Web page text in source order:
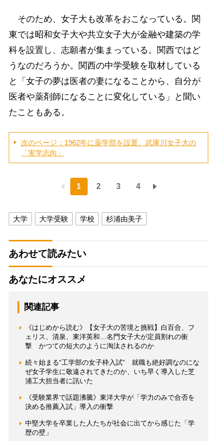
そのため、女子大も改革をおこなっている。関
東では昭和女子大や共立女子大が金融や建築の学
科を設置し、志願者が集まっている。関西ではど
うなのだろうか。関西の中学受験を取材している
と「女子の夢は医者の妻になることから、自分が
医者や薬剤師になることに変化している」と聞い
たこともある。
次のページ：1962年に薬学部を設置、武庫川女子大の
「実学志向」
1 2 3 4
大学 大学受験 学校 杉浦由美子
あわせて読みたい
あなたにオススメ
関連記事
《はじめから読む》【女子大の苦境と挑戦】白百合、フ
ェリス、清泉、東洋英和…名門女子大が定員割れの衝
撃 かつての短大のように淘汰されるのか
続々始まる“工学部の女子枠入試” 就職も絶好調なのにな
ぜ女子学生に敬遠されてきたのか、いち早く導入した芝
浦工大担当者に訊いた
《受験業界で話題沸騰》東洋大学が「学力のみで合否を
決める推薦入試」導入の衝撃
中堅大学を卒業した人たちが社会に出てから感じた「学
歴の壁」